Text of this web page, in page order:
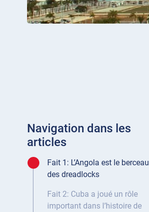
Navigation dans les
articles
Fait 1: L’Angola est le berceau
des dreadlocks
Fait 2: Cuba a joué un rôle
important dans l’histoire de